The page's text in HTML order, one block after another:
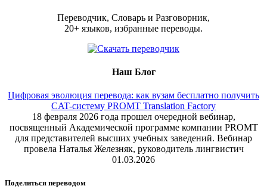
Переводчик, Словарь и Разговорник,
20+ языков, избранные переводы.
Наш Блог
Цифровая эволюция перевода: как вузам бесплатно получить
CAT-систему PROMT Translation Factory
18 февраля 2026 года прошел очередной вебинар,
посвященный Академической программе компании PROMT
для представителей высших учебных заведений. Вебинар
провела Наталья Железняк, руководитель лингвистич
01.03.2026
Поделиться переводом